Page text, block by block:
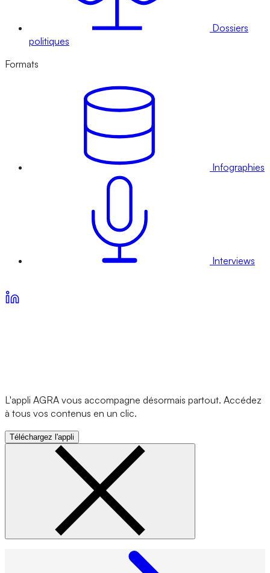
Dossiers
politiques
Formats
Infographies
Interviews
L'appli AGRA vous accompagne désormais partout. Accédez
à tous vos contenus en un clic.
Téléchargez l'appli